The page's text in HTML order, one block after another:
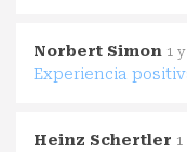
Norbert Simon 1
Experiencia
Heinz Schertler